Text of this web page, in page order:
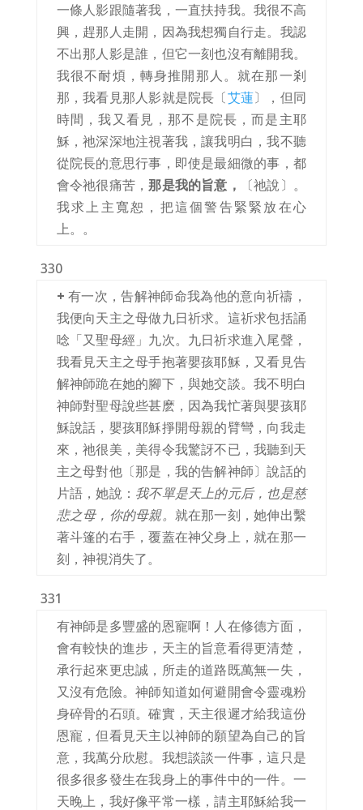
一條人影跟隨著我，一直扶持我。我很不高
興，趕那人走開，因為我想獨自行走。我認
不出那人影是誰，但它一刻也沒有離開我。
我很不耐煩，轉身推開那人。就在那一剎
那，我看見那人影就是院長〔艾蓮〕，但同
時間，我又看見，那不是院長，而是主耶
穌，祂深深地注視著我，讓我明白，我不聽
從院長的意思行事，即使是最細微的事，都
會令祂很痛苦，那是我的旨意，
〔祂說〕。
我求上主寬恕，把這個警告緊緊放在心
上。。
330
+有一次，告解神師命我為他的意向祈禱，
我便向天主之母做九日祈求。這祈求包括誦
唸「又聖母經」九次。九日祈求進入尾聲，
我看見天主之母手抱著嬰孩耶穌，又看見告
解神師跪在她的腳下，與她交談。我不明白
神師對聖母說些甚麽，因為我忙著與嬰孩耶
穌說話，嬰孩耶穌掙開母親的臂彎，向我走
來，祂很美，美得令我驚訝不已，我聽到天
主之母對他〔那是，我的告解神師〕說話的
片語，她說： 我不單是天上的元后，也是慈
悲之母，你的母親。 就在那一刻，她伸出繫
著斗篷的右手，覆蓋在神父身上，就在那一
刻，神視消失了。
331
有神師是多豐盛的恩寵啊！人在修德方面，
會有較快的進步，天主的旨意看得更清楚，
承行起來更忠誠，所走的道路既萬無一失，
又沒有危險。神師知道如何避開會令靈魂粉
身碎骨的石頭。確實，天主很遲才給我這份
恩寵，但看見天主以神師的願望為自己的旨
意，我萬分欣慰。我想談談一件事，這只是
很多很多發生在我身上的事件中的一件。一
天晚上，我好像平常一樣，請主耶穌給我一